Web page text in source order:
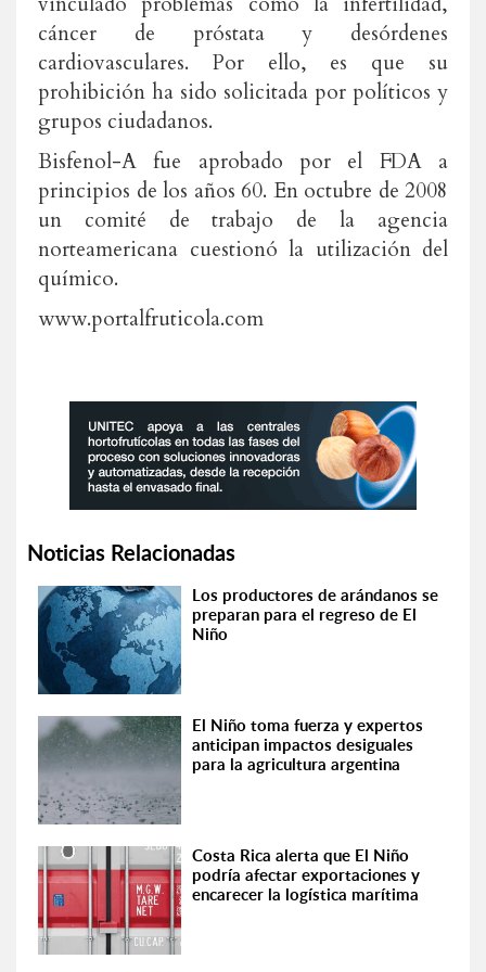
cáncer de próstata y desórdenes
cardiovasculares. Por ello, es que su
prohibición ha sido solicitada por políticos y
grupos ciudadanos.
Bisfenol-A fue aprobado por el FDA a
principios de los años 60. En octubre de 2008
un comité de trabajo de la agencia
norteamericana cuestionó la utilización del
químico.
www.portalfruticola.com
Noticias Relacionadas
Los productores de arándanos se
preparan para el regreso de El
Niño
El Niño toma fuerza y expertos
anticipan impactos desiguales
para la agricultura argentina
Costa Rica alerta que El Niño
podría afectar exportaciones y
encarecer la logística marítima